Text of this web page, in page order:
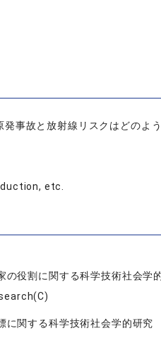
事故と放射線リスクはどのよう
etc.
の役割に関する科学技術社会学
に関する科学技術社会学的研究